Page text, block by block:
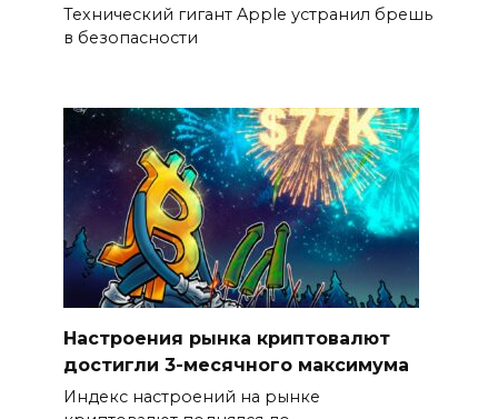
Технический гигант Apple устранил брешь
в безопасности
Настроения рынка криптовалют
достигли 3-месячного максимума
Индекс настроений на рынке